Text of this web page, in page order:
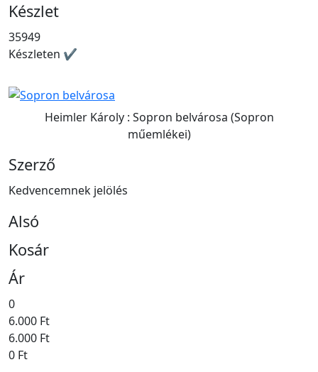
Készlet
35949
Készleten ✔
Heimler Károly : Sopron belvárosa (Sopron
műemlékei)
Szerző
Kedvencemnek jelölés
Alsó
Kosár
Ár
0
6.000 Ft
6.000 Ft
0 Ft